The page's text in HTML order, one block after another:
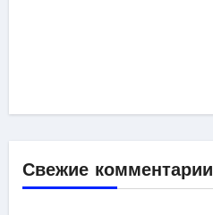
Свежие комментарии